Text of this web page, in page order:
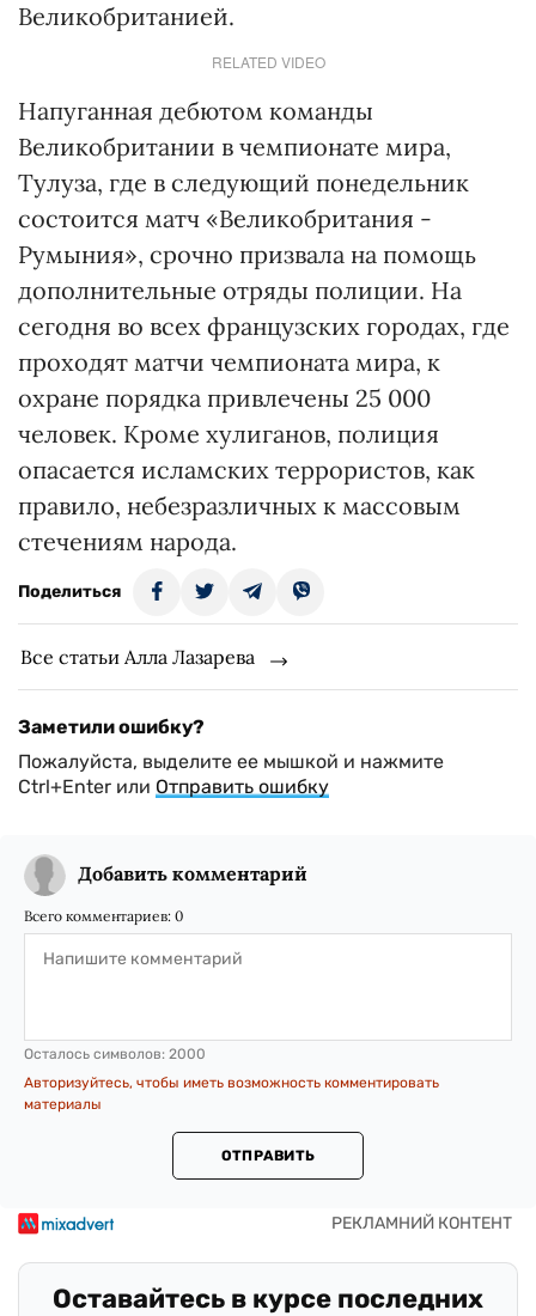
Великобританией.
RELATED VIDEO
Напуганная дебютом команды
Великобритании в чемпионате мира,
Тулуза, где в следующий понедельник
состоится матч «Великобритания -
Румыния», срочно призвала на помощь
дополнительные отряды полиции. На
сегодня во всех французских городах, где
проходят матчи чемпионата мира, к
охране порядка привлечены 25 000
человек. Кроме хулиганов, полиция
опасается исламских террористов, как
правило, небезразличных к массовым
стечениям народа.
Поделиться
Все статьи Алла Лазарева
Заметили ошибку?
Пожалуйста, выделите ее мышкой и нажмите
Ctrl+Enter или Отправить ошибку
Добавить комментарий
Всего комментариев: 0
Осталось символов: 2000
Авторизуйтесь, чтобы иметь возможность комментировать
материалы
ОТПРАВИТЬ
Оставайтесь в курсе последних